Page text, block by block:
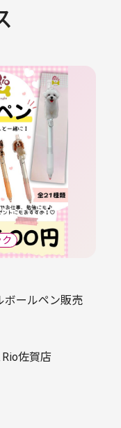
ールペン販売
佐賀店